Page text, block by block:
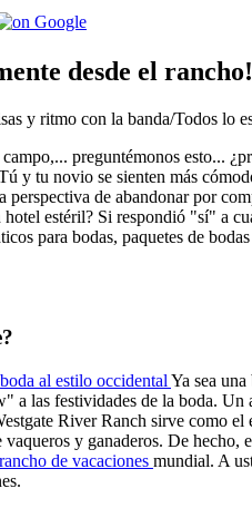
desde el rancho!
y ritmo con la banda/Todos
preguntémonos esto...
y tu novio se sienten más
de abandonar por
estéril? Si respondió "sí" a
para bodas, paquetes de
boda al estilo occidental Ya sea
a las festividades de la boda. Un
River Ranch sirve como el
y ganaderos. De
de vacaciones mundial. A